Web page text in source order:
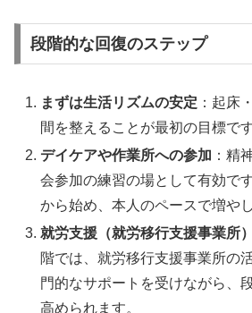
段階的な回復のステップ
まずは生活リズムの安定 ：起床
間を整えることが最初の目標です
デイケアや作業所への参加 ：精
会参加の練習の場として有効で
から始め、本人のペースで増や
就労支援（就労移行支援事業所）
階では、就労移行支援事業所の
門的なサポートを受けながら、
高められます。